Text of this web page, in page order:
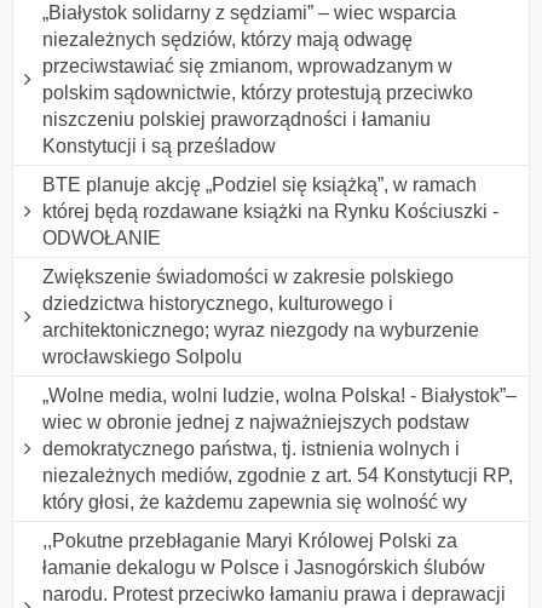
„Białystok solidarny z sędziami” – wiec wsparcia
niezależnych sędziów, którzy mają odwagę
przeciwstawiać się zmianom, wprowadzanym w
polskim sądownictwie, którzy protestują przeciwko
niszczeniu polskiej praworządności i łamaniu
Konstytucji i są prześladow
BTE planuje akcję „Podziel się książką”, w ramach
której będą rozdawane książki na Rynku Kościuszki -
ODWOŁANIE
Zwiększenie świadomości w zakresie polskiego
dziedzictwa historycznego, kulturowego i
architektonicznego; wyraz niezgody na wyburzenie
wrocławskiego Solpolu
„Wolne media, wolni ludzie, wolna Polska! - Białystok”–
wiec w obronie jednej z najważniejszych podstaw
demokratycznego państwa, tj. istnienia wolnych i
niezależnych mediów, zgodnie z art. 54 Konstytucji RP,
który głosi, że każdemu zapewnia się wolność wy
,,Pokutne przebłaganie Maryi Królowej Polski za
łamanie dekalogu w Polsce i Jasnogórskich ślubów
narodu. Protest przeciwko łamaniu prawa i deprawacji